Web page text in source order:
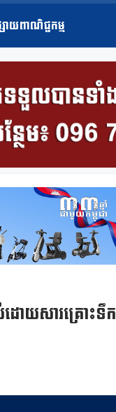
ាយពាណិជ្ជកម្ម
ដោយសារគ្រោះទឹក